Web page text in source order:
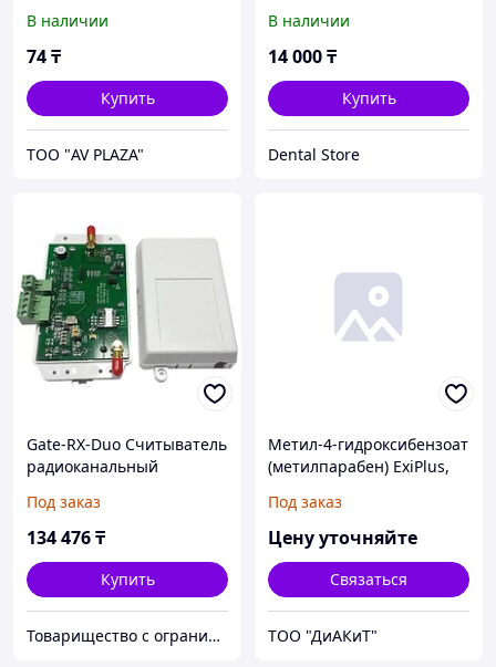
В наличии
74₸
Купить
ТОО "AV PLAZA"
В наличии
14 000₸
Купить
Dental Store
Gate-RX-Duo Считыватель
радиоканальный
Под заказ
134 476₸
Купить
Товарищество с ограниченной ответственностью "Nabludenie.kz"
Метил-4-гидроксибензоат
(метилпарабен) ExiPlus,
98-102%
Под заказ
Цену уточняйте
Связаться
ТОО "ДиАКиТ"